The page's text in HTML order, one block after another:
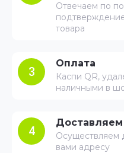
Отвечаем по
товара
3
Оплата
Каспи QR,
наличными в
4
Доставляем
Осуществляем
вами адресу